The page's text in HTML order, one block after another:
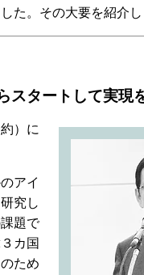
た。その大要を紹介し
スタートして実現
）に
アイ
究し
題で
カ国
ため